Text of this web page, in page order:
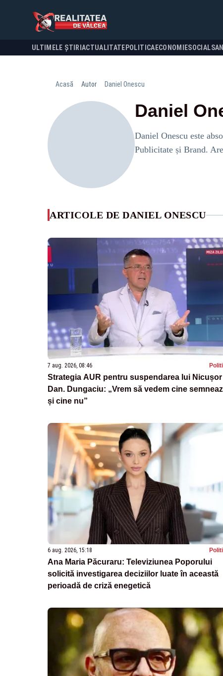
ULTIMELE ȘTIRI ACTUALITATE POLITICA ECONOMIESOCIAL
Acasă Autor Daniel Onescu
Daniel
Daniel Onescu este
Publicitate și Brand.
ARTICOLE DE DANIEL ONESCU
7 aug. 2026, 08:46
Strategia AUR pentru suspendarea lui Nicușor
Dan. Dungaciu: „Vrem să vedem cine
și cine nu”
6 aug. 2026, 15:18
Ana Maria Păcuraru: Televiziunea Poporului
solicită investigarea deciziilor luate în această
perioadă de criză enegetică